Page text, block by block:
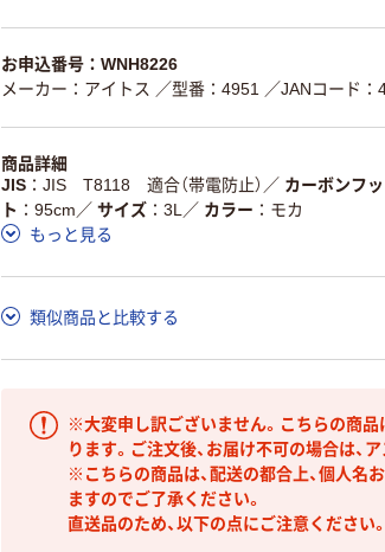
お申込番号：WNH8226
メーカー：アイトス ／型番：4951 ／JANコード
商品詳細
JIS
JIS T8118 適合（帯電防止） ／ カーボンフ
ト
95cm ／ サイズ 3L ／ カラー
モカ
もっと見る
類似商品と比較する
※大変申し訳ございません。こちらの商品
ります。ご注文後、お届け不可の場合は、
※こちらの商品は、配送の都合上、個人名
ますのでご了承ください。
直送品のため、以下の点にご注意ください。